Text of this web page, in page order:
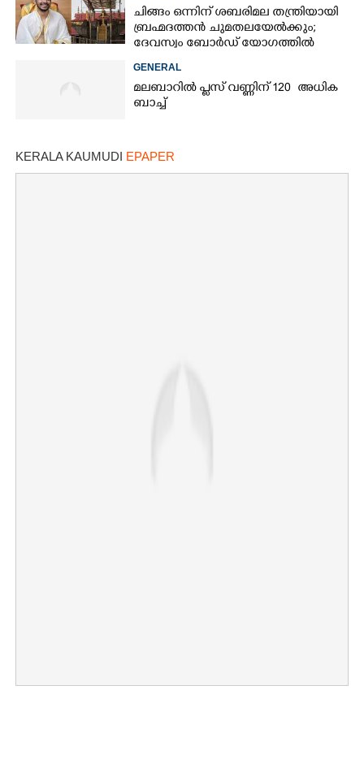
ചിങ്ങം ഒന്നിന് ശബരിമല തന്ത്രിയായി
ബ്രഹ്മദത്തൻ ചുമതലയേൽക്കും;
ദേവസ്വം ബോർഡ് യോഗത്തിൽ
തീരുമാനം
GENERAL
മലബാറിൽ പ്ലസ് വണ്ണിന് 120 അധിക
ബാച്ച്
KERALA KAUMUDI EPAPER